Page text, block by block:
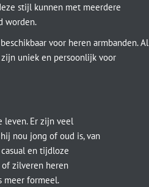
stijl kunnen met meerdere
worden.
voor heren armbanden. Al
uniek en persoonlijk voor
leven. Er zijn veel
nou jong of oud is, van
en tijdloze
zilveren heren
meer formeel.